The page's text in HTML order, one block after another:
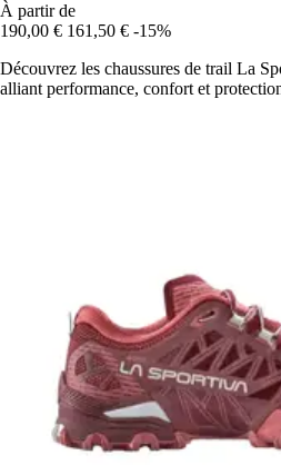
À partir de
190,00 € 161,50 € -15%
Découvrez les chaussures de trail La
alliant performance, confort et